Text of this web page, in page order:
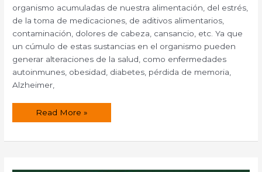
organismo acumuladas de nuestra alimentación, del estrés,
de la toma de medicaciones, de aditivos alimentarios,
contaminación, dolores de cabeza, cansancio, etc. Ya que
un cúmulo de estas sustancias en el organismo pueden
generar alteraciones de la salud, como enfermedades
autoinmunes, obesidad, diabetes, pérdida de memoria,
Alzheimer,
Plan
Read More »